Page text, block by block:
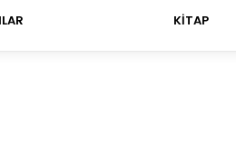
KİTAP